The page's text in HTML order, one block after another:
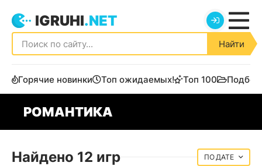
IGRUHI.NET
Найти
Горячие новинки Топ ожидаемых! Топ 100
РОМАНТИКА
Найдено 12 игр ДАТЕ